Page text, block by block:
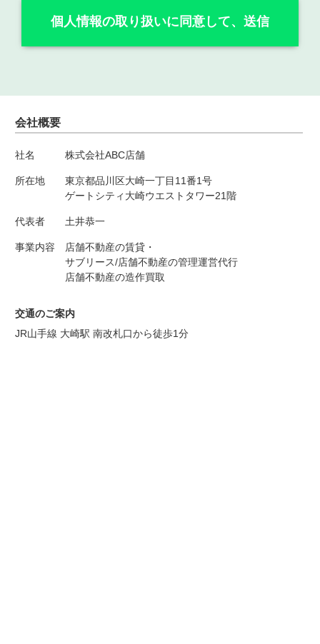
個人情報の取り扱いに同意して、送信
会社概要
社名 株式会社ABC店舗
所在地
東京都品川区大崎一丁目11番1号
ゲートシティ大崎ウエストタワー21階
代表者 土井恭一
事業内容
店舗不動産の賃貸・
サブリース/店舗不動産の管理運営代行
店舗不動産の造作買取
交通のご案内
JR山手線 大崎駅 南改札口から徒歩1分